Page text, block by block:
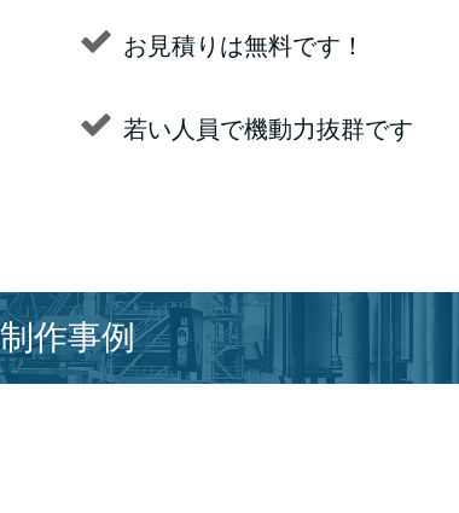
お見積りは無料です！
若い人員で機動力抜群です
制作事例